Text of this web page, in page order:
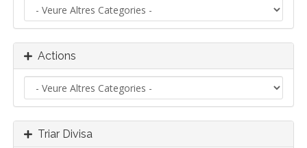
Actions
Triar Divisa